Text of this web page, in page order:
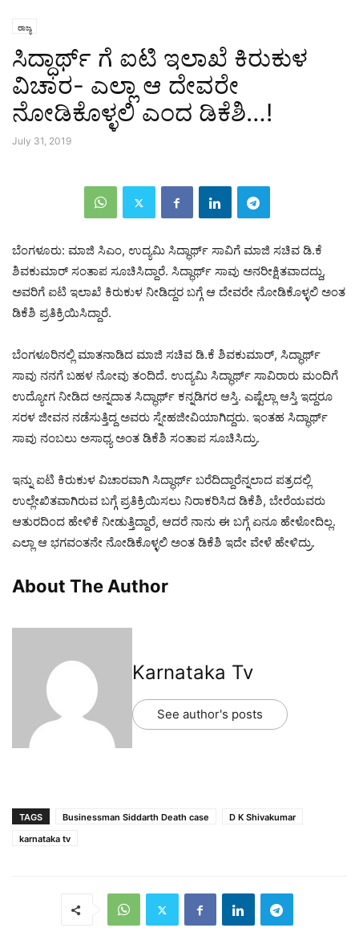
ರಾಜ್ಯ
ಸಿದ್ಧಾರ್ಥ್ ಗೆ ಐಟಿ ಇಲಾಖೆ ಕಿರುಕುಳ
ವಿಚಾರ- ಎಲ್ಲಾ ಆ ದೇವರೇ
ನೋಡಿಕೊಳ್ಳಲಿ ಎಂದ ಡಿಕೆಶಿ…!
July 31, 2019
ಬೆಂಗಳೂರು: ಮಾಜಿ ಸಿಎಂ, ಉದ್ಯಮಿ ಸಿದ್ಧಾರ್ಥ್ ಸಾವಿಗೆ ಮಾಜಿ ಸಚಿವ ಡಿ.ಕೆ
ಶಿವಕುಮಾರ್ ಸಂತಾಪ ಸೂಚಿಸಿದ್ದಾರೆ. ಸಿದ್ಧಾರ್ಥ್ ಸಾವು ಅನರೀಕ್ಷಿತವಾದದ್ದು,
ಅವರಿಗೆ ಐಟಿ ಇಲಾಖೆ ಕಿರುಕುಳ ನೀಡಿದ್ದರ ಬಗ್ಗೆ ಆ ದೇವರೇ ನೋಡಿಕೊಳ್ಳಲಿ ಅಂತ
ಡಿಕೆಶಿ ಪ್ರತಿಕ್ರಿಯಿಸಿದ್ದಾರೆ.
ಬೆಂಗಳೂರಿನಲ್ಲಿ ಮಾತನಾಡಿದ ಮಾಜಿ ಸಚಿವ ಡಿ.ಕೆ ಶಿವಕುಮಾರ್, ಸಿದ್ಧಾರ್ಥ್
ಸಾವು ನನಗೆ ಬಹಳ ನೋವು ತಂದಿದೆ. ಉದ್ಯಮಿ ಸಿದ್ಧಾರ್ಥ್ ಸಾವಿರಾರು ಮಂದಿಗೆ
ಉದ್ಯೋಗ ನೀಡಿದ ಅನ್ನದಾತ ಸಿದ್ಧಾರ್ಥ್ ಕನ್ನಡಿಗರ ಆಸ್ತಿ. ಎಷ್ಟೆಲ್ಲಾ ಆಸ್ತಿ ಇದ್ದರೂ
ಸರಳ ಜೀವನ ನಡೆಸುತ್ತಿದ್ದ ಅವರು ಸ್ನೇಹಜೀವಿಯಾಗಿದ್ದರು. ಇಂತಹ ಸಿದ್ಧಾರ್ಥ್
ಸಾವು ನಂಬಲು ಅಸಾಧ್ಯ ಅಂತ ಡಿಕೆಶಿ ಸಂತಾಪ ಸೂಚಿಸಿದ್ರು.
ಇನ್ನು ಐಟಿ ಕಿರುಕುಳ ವಿಚಾರವಾಗಿ ಸಿದ್ಧಾರ್ಥ್ ಬರೆದಿದ್ದಾರೆನ್ನಲಾದ ಪತ್ರದಲ್ಲಿ
ಉಲ್ಲೇಖಿತವಾಗಿರುವ ಬಗ್ಗೆ ಪ್ರತಿಕ್ರಿಯಿಸಲು ನಿರಾಕರಿಸಿದ ಡಿಕೆಶಿ, ಬೇರೆಯವರು
ಆತುರದಿಂದ ಹೇಳಿಕೆ ನೀಡುತ್ತಿದ್ದಾರೆ, ಆದರೆ ನಾನು ಈ ಬಗ್ಗೆ ಏನೂ ಹೇಳೋದಿಲ್ಲ.
ಎಲ್ಲಾ ಆ ಭಗವಂತನೇ ನೋಡಿಕೊಳ್ಳಲಿ ಅಂತ ಡಿಕೆಶಿ ಇದೇ ವೇಳೆ ಹೇಳಿದ್ರು.
About The Author
Karnataka Tv
See author's posts
TAGS Businessman Siddarth Death case
D K Shivakumar
karnataka tv